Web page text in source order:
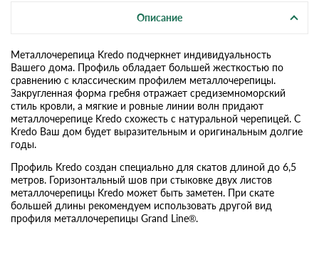
Описание
Металлочерепица Kredo подчеркнет индивидуальность
Вашего дома. Профиль обладает большей жесткостью по
сравнению с классическим профилем металлочерепицы.
Закругленная форма гребня отражает средиземноморский
стиль кровли, а мягкие и ровные линии волн придают
металлочерепице Kredo схожесть с натуральной черепицей. С
Kredo Ваш дом будет выразительным и оригинальным долгие
годы.
Профиль Kredo создан специально для скатов длиной до 6,5
метров. Горизонтальный шов при стыковке двух листов
металлочерепицы Kredo может быть заметен. При скате
большей длины рекомендуем использовать другой вид
профиля металлочерепицы Grand Line®.